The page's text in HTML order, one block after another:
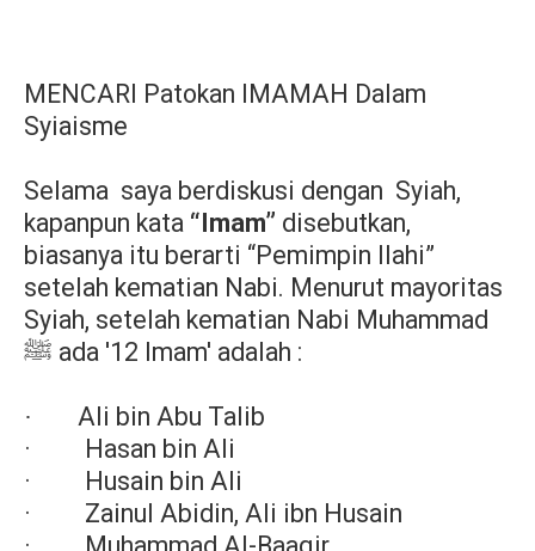
MENCARI Patokan IMAMAH Dalam
Syiaisme
Selama saya berdiskusi dengan Syiah,
kapanpun kata “Imam” disebutkan,
biasanya itu berarti “Pemimpin Ilahi”
setelah kematian Nabi. Menurut mayoritas
Syiah, setelah kematian Nabi Muhammad
ﷺ ada '12 Imam' adalah :
·
Ali bin Abu Talib
· Hasan bin Ali
· Husain bin Ali
· Zainul Abidin, Ali ibn Husain